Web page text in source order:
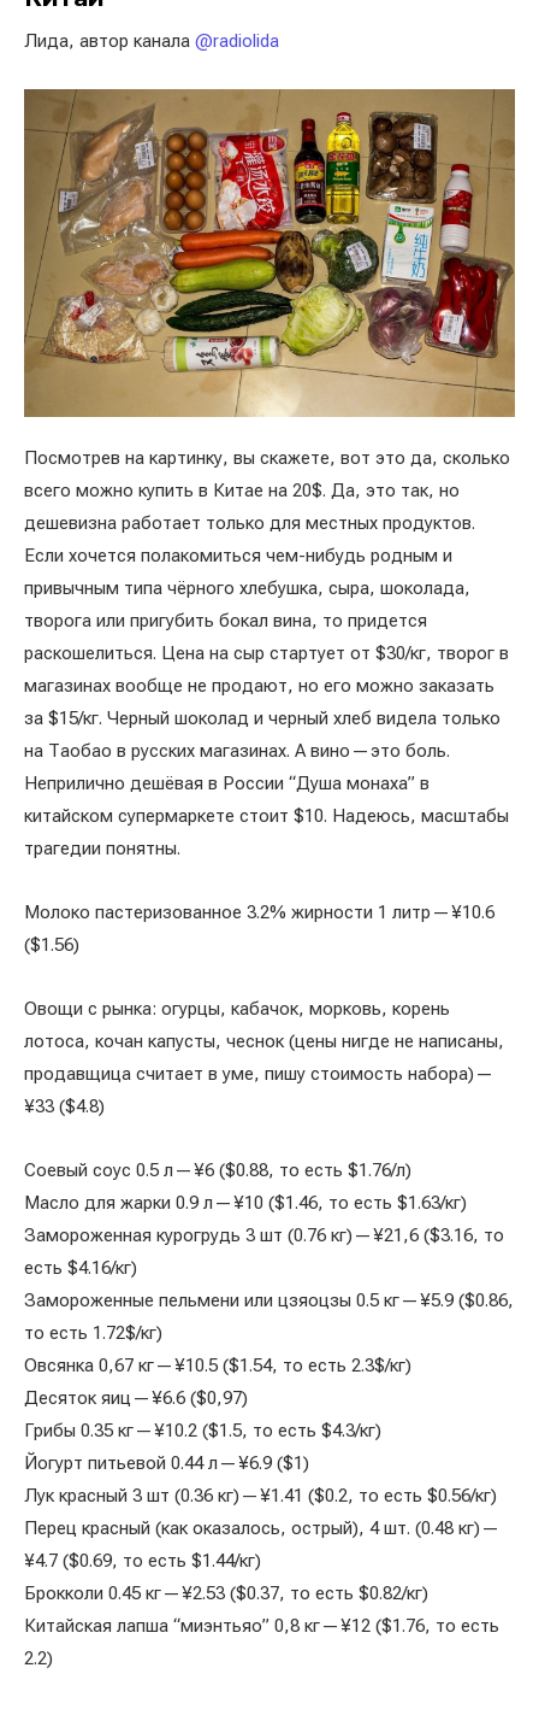
Лида, автор канала @radiolida
Посмотрев на картинку, вы скажете, вот это да, сколько
всего можно купить в Китае на 20$. Да, это так, но
дешевизна работает только для местных продуктов.
Если хочется полакомиться чем-нибудь родным и
привычным типа чёрного хлебушка, сыра, шоколада,
творога или пригубить бокал вина, то придется
раскошелиться. Цена на сыр стартует от $30/кг, творог в
магазинах вообще не продают, но его можно заказать
за $15/кг. Черный шоколад и черный хлеб видела только
на Таобао в русских магазинах. А вино — это боль.
Неприлично дешёвая в России “Душа монаха” в
китайском супермаркете стоит $10. Надеюсь, масштабы
трагедии понятны.
Молоко пастеризованное 3.2% жирности 1 литр — ¥10.6
($1.56)
Овощи с рынка: огурцы, кабачок, морковь, корень
лотоса, кочан капусты, чеснок (цены нигде не написаны,
продавщица считает в уме, пишу стоимость набора) —
¥33 ($4.8)
Соевый соус 0.5 л — ¥6 ($0.88, то есть $1.76/л)
Масло для жарки 0.9 л — ¥10 ($1.46, то есть $1.63/кг)
Замороженная курогрудь 3 шт (0.76 кг) — ¥21,6 ($3.16, то
есть $4.16/кг)
Замороженные пельмени или цзяоцзы 0.5 кг — ¥5.9 ($0.86,
то есть 1.72$/кг)
Овсянка 0,67 кг — ¥10.5 ($1.54, то есть 2.3$/кг)
Десяток яиц — ¥6.6 ($0,97)
Грибы 0.35 кг — ¥10.2 ($1.5, то есть $4.3/кг)
Йогурт питьевой 0.44 л — ¥6.9 ($1)
Лук красный 3 шт (0.36 кг) — ¥1.41 ($0.2, то есть $0.56/кг)
Перец красный (как оказалось, острый), 4 шт. (0.48 кг) —
¥4.7 ($0.69, то есть $1.44/кг)
Брокколи 0.45 кг — ¥2.53 ($0.37, то есть $0.82/кг)
Китайская лапша “миэнтьяо” 0,8 кг — ¥12 ($1.76, то есть
2.2)